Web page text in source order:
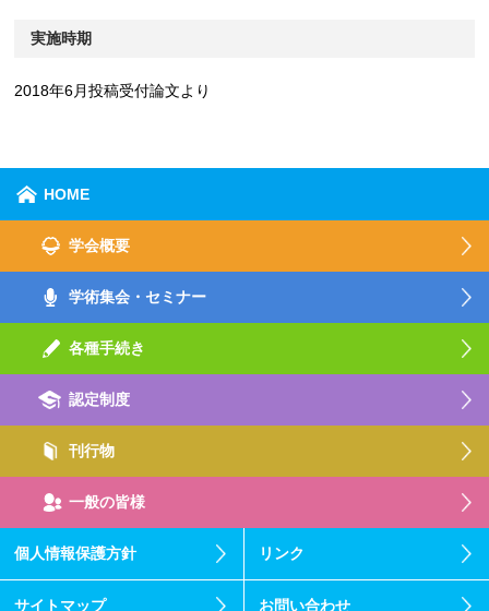
実施時期
2018年6月投稿受付論文より
HOME
学会概要
学術集会・セミナー
各種手続き
認定制度
刊行物
一般の皆様
個人情報保護方針 リンク
サイトマップ お問い合わせ